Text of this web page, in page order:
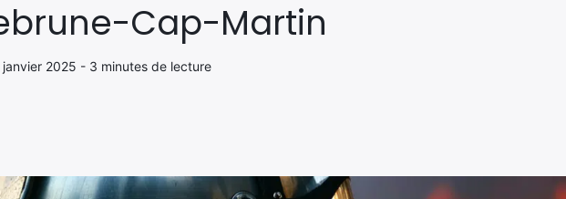
Cap-Martin
janvier 2025 - 3 minutes de lecture